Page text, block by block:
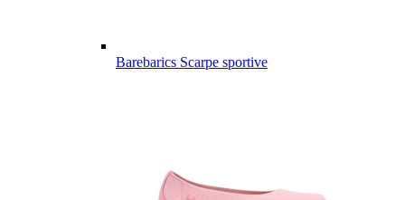
Barebarics Scarpe sportive